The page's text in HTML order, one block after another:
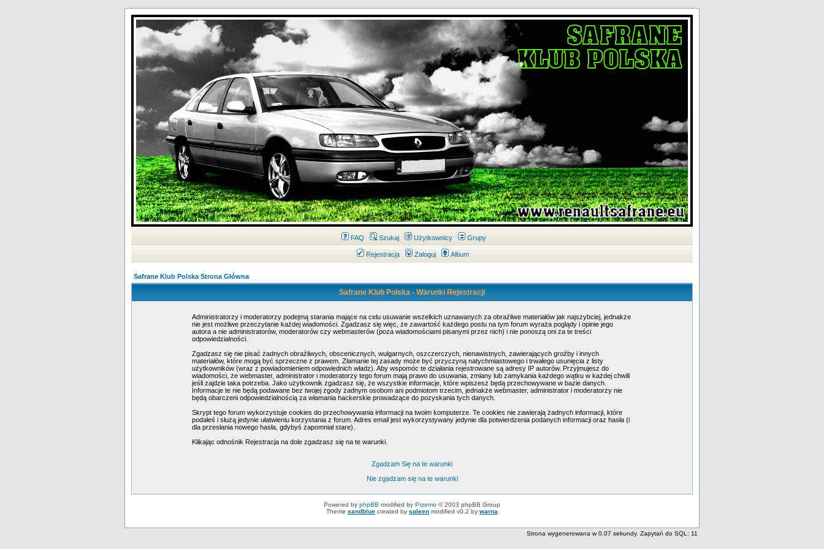
FAQ Szukaj Użytkownicy Grupy
Rejestracja Zaloguj Album
Safrane Klub Polska Strona Główna
Safrane Klub Polska - Warunki Rejestracji
Administratorzy i moderatorzy podejmą starania mające na celu usuwanie wszelkich uznawanych za obraźliwe materiałów jak najszybciej, jednakże
nie jest możliwe przeczytanie każdej wiadomości. Zgadzasz się więc, że zawartość każdego postu na tym forum wyraża poglądy i opinie jego
autora a nie administratorów, moderatorów czy webmasterów (poza wiadomościami pisanymi przez nich) i nie ponoszą oni za te treści
odpowiedzialności.
Zgadzasz się nie pisać żadnych obraźliwych, obscenicznych, wulgarnych, oszczerczych, nienawistnych, zawierających groźby i innych
materiałów, które mogą być sprzeczne z prawem. Złamanie tej zasady może być przyczyną natychmiastowego i trwałego usunięcia z listy
użytkowników (wraz z powiadomieniem odpowiednich władz). Aby wspomóc te działania rejestrowane są adresy IP autorów. Przyjmujesz do
wiadomości, że webmaster, administrator i moderatorzy tego forum mają prawo do usuwania, zmiany lub zamykania każdego wątku w każdej chwili
jeśli zajdzie taka potrzeba. Jako użytkownik zgadzasz się, że wszystkie informacje, które wpiszesz będą przechowywane w bazie danych.
Informacje te nie będą podawane bez twojej zgody żadnym osobom ani podmiotom trzecim, jednakże webmaster, administrator i moderatorzy nie
będą obarczeni odpowiedzialnością za włamania hackerskie prowadzące do pozyskania tych danych.
Skrypt tego forum wykorzystuje cookies do przechowywania informacji na twoim komputerze. Te cookies nie zawierają żadnych informacji, które
podałeś i służą jedynie ułatwieniu korzystania z forum. Adres email jest wykorzystywany jedynie dla potwierdzenia podanych informacji oraz hasła (i
dla przesłania nowego hasła, gdybyś zapomniał stare).
Klikając odnośnik Rejestracja na dole zgadzasz się na te warunki.
Zgadzam Się na te warunki
Nie zgadzam się na te warunki
Powered by phpBB modified by Przemo © 2003 phpBB Group
Theme xandblue created by spleen modified v0.2 by warna
Strona wygenerowana w 0.07 sekundy. Zapytań do SQL: 11